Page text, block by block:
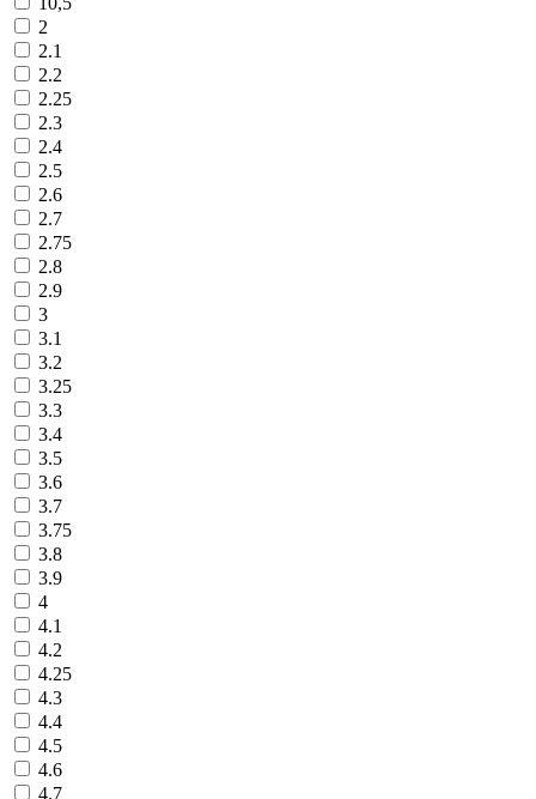
2
2.1
2.2
2.25
2.3
2.4
2.5
2.6
2.7
2.75
2.8
2.9
3
3.1
3.2
3.25
3.3
3.4
3.5
3.6
3.7
3.75
3.8
3.9
4
4.1
4.2
4.25
4.3
4.4
4.5
4.6
4.7